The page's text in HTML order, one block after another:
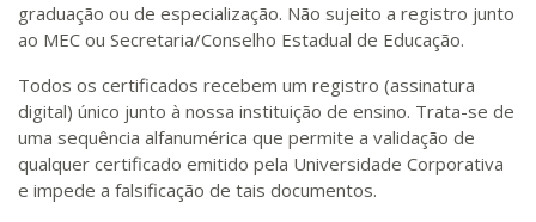
graduação ou de especialização. Não sujeito a registro junto
ao MEC ou Secretaria/Conselho Estadual de Educação.
Todos os certificados recebem um registro (assinatura
digital) único junto à nossa instituição de ensino. Trata-se de
uma sequência alfanumérica que permite a validação de
qualquer certificado emitido pela Universidade Corporativa
e impede a falsificação de tais documentos.